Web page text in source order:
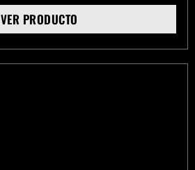
VER PRODUCTO